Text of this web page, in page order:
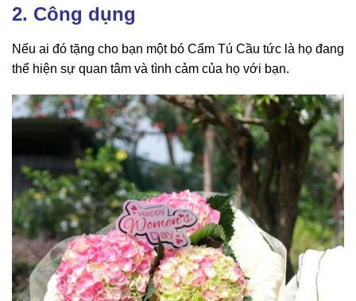
2. Công dụng
Nếu ai đó tặng cho bạn một bó Cẩm Tú Cầu tức là họ đang
thể hiện sự quan tâm và tình cảm của họ với bạn.